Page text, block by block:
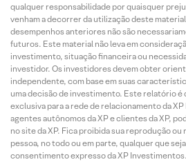
qualquer responsabilidade por quaisquer
venham a decorrer da utilização deste
desempenhos anteriores não são
futuros. Este material não leva em
investimento, situação financeira ou
investidor. Os investidores devem obter
independente, com base em suas
uma decisão de investimento. Este relatório é
exclusiva para a rede de relacionamento da
agentes autônomos da XP e clientes da XP,
no site da XP. Fica proibida sua reprodução
pessoa, no todo ou em parte, qualquer que
consentimento expresso da XP Investimentos.